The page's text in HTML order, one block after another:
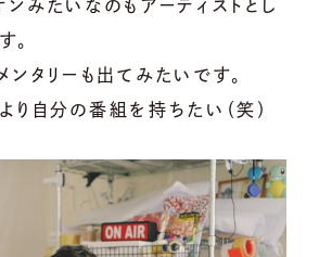
ンみたいなのもアーティストとし
。
ンタリーも出てみたいです。
り自分の番組を持ちたい（笑）